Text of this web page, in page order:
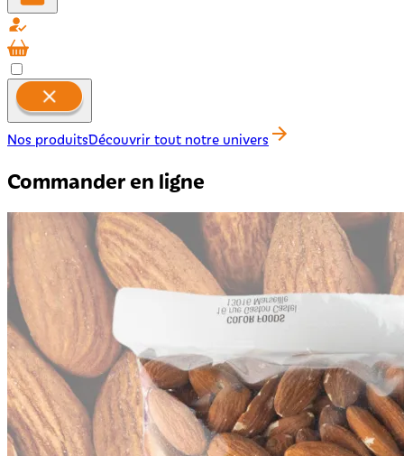
Nos produitsDécouvrir tout notre univers
Commander en ligne